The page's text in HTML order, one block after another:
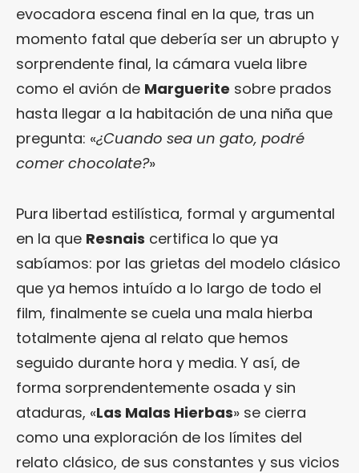
evocadora escena final en la que, tras un
momento fatal que debería ser un abrupto y
sorprendente final, la cámara vuela libre
como el avión de Marguerite sobre prados
hasta llegar a la habitación de una niña que
pregunta: «¿Cuando sea un gato, podré
comer chocolate?»
Pura libertad estilística, formal y argumental
en la que Resnais certifica lo que ya
sabíamos: por las grietas del modelo clásico
que ya hemos intuído a lo largo de todo el
film, finalmente se cuela una mala hierba
totalmente ajena al relato que hemos
seguido durante hora y media. Y así, de
forma sorprendentemente osada y sin
ataduras, «Las Malas Hierbas» se cierra
como una exploración de los límites del
relato clásico, de sus constantes y sus vicios